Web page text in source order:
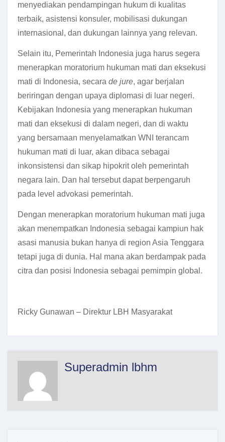
menyediakan pendampingan hukum di kualitas
terbaik, asistensi konsuler, mobilisasi dukungan
internasional, dan dukungan lainnya yang relevan.
Selain itu, Pemerintah Indonesia juga harus segera
menerapkan moratorium hukuman mati dan eksekusi
mati di Indonesia, secara de jure, agar berjalan
beriringan dengan upaya diplomasi di luar negeri.
Kebijakan Indonesia yang menerapkan hukuman
mati dan eksekusi di dalam negeri, dan di waktu
yang bersamaan menyelamatkan WNI terancam
hukuman mati di luar, akan dibaca sebagai
inkonsistensi dan sikap hipokrit oleh pemerintah
negara lain. Dan hal tersebut dapat berpengaruh
pada level advokasi pemerintah.
Dengan menerapkan moratorium hukuman mati juga
akan menempatkan Indonesia sebagai kampiun hak
asasi manusia bukan hanya di region Asia Tenggara
tetapi juga di dunia. Hal mana akan berdampak pada
citra dan posisi Indonesia sebagai pemimpin global.
Ricky Gunawan – Direktur LBH Masyarakat
Superadmin lbhm